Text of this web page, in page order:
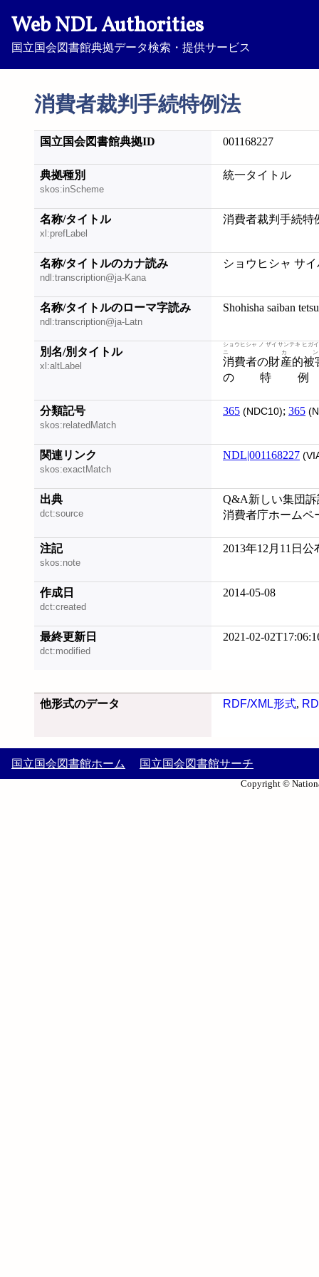
Web NDL Authorities
国立国会図書館典拠データ検索・提供サービス
消費者裁判手続特例法
国立国会図書館典拠ID 001168227
典拠種別
skos:inScheme
統一タイトル
名称/タイトル
xl:prefLabel
消費者裁判手続特
名称/タイトルのカナ読み
ndl:transcription@ja-Kana
ショウヒシャ サ
名称/タイトルのローマ字読み
ndl:transcription@ja-Latn
Shohisha saiban
別名/別タイトル
xl:altLabel
消費者の財産的被
の特
ショウヒシャ ノ ザイサンテキ ヒガ
ニ カ
分類記号
skos:relatedMatch
365 (NDC10); 365
関連リンク
skos:exactMatch
NDL|001168227
出典
dct:source
Q&A新しい集団訴
消費者庁ホームペ
注記
skos:note
2013年12月11日公
作成日
dct:created
2014-05-08
最終更新日
dct:modified
2021-02-
他形式のデータ RDF/XML形式,
国立国会図書館ホーム 国立国会図書館サーチ
Copyright ©